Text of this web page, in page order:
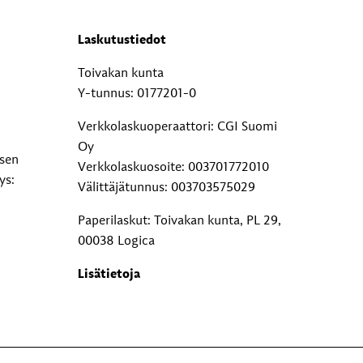
Laskutustiedot
Toivakan kunta
Y-tunnus: 0177201-0
Verkkolaskuoperaattori: CGI Suomi
Oy
Verkkolaskuosoite: 003701772010
Välittäjätunnus: 003703575029
Paperilaskut: Toivakan kunta, PL 29,
00038 Logica
Lisätietoja